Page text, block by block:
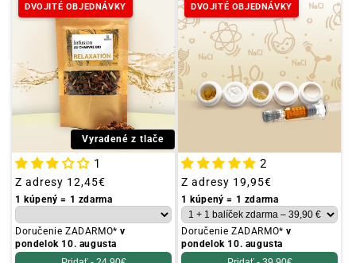
DVOJITÉ OBJEDNÁVKY
Vyradené z tlače
1
Obvyklá
cena
Z adresy 12,45€
1 kúpený = 1 zdarma
Doručenie ZADARMO*v
pondelok 10. augusta
DVOJITÉ OBJEDNÁVKY
2
Obvyklá
cena
Z adresy 19,95€
1 kúpený = 1 zdarma
Doručenie ZADARMO*v
pondelok 10. augusta